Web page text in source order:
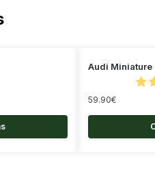
Audi Miniature
59.90€